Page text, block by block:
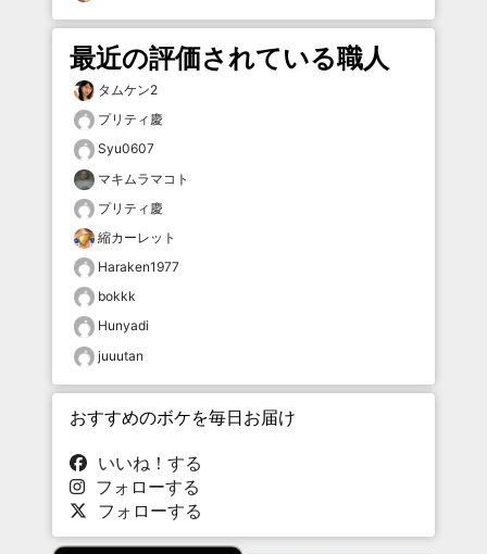
最近の評価されている職人
タムケン2
プリティ慶
Syu0607
マキムラマコト
プリティ慶
縮カーレット
Haraken1977
bokkk
Hunyadi
juuutan
おすすめのボケを毎日お届け
いいね！する
フォローする
フォローする